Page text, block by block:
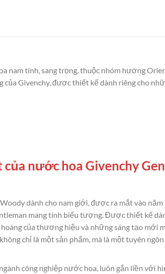
nam tính, sang trọng, thuộc nhóm hương
của Givenchy, được thiết kế dành riêng cho
nước hoa Givenchy
dành cho nam giới, được ra mắt vào
mang tính biểu tượng. Được thiết kế
của thương hiệu và những sáng tạo mới
chỉ là một sản phẩm, mà là một tuyên
công nghiệp nước hoa, luôn gắn liền với